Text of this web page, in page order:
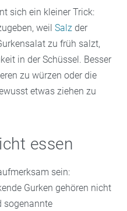
sich ein kleiner Trick:
weil Salz der
zu früh salzt,
in der Schüssel. Besser
zu würzen oder die
etwas ziehen zu
essen
sein:
Gurken gehören nicht
sogenannte